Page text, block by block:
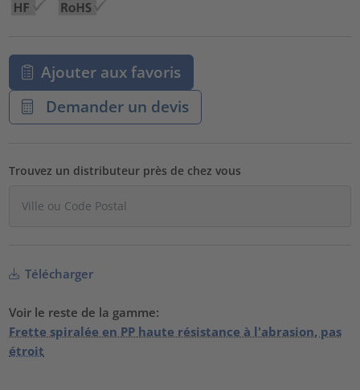
Ajouter aux favoris
Demander un devis
Trouvez un distributeur près de chez vous
Télécharger
Voir le reste de la gamme:
Frette spiralée en PP haute résistance à l'abrasion, pas
étroit